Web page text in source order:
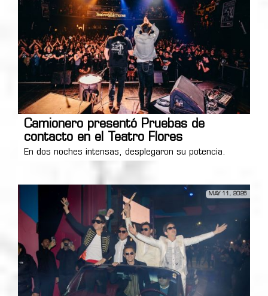
Camionero presentó Pruebas de
contacto en el Teatro Flores
En dos noches intensas, desplegaron su potencia.
MAY 11, 2026